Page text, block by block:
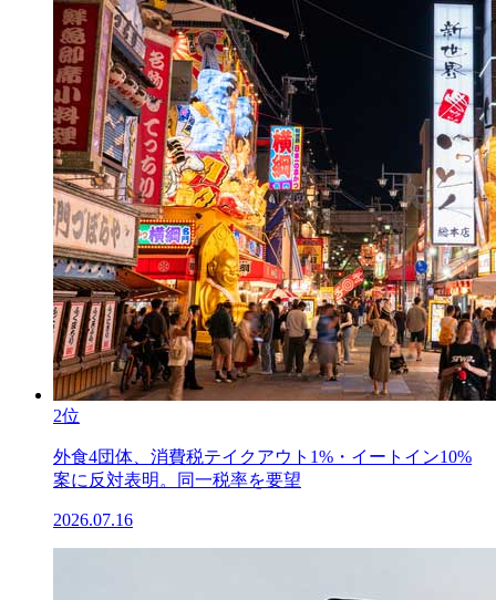
2位
外食4団体、消費税テイクアウト1%・イートイン10%
案に反対表明。同一税率を要望
2026.07.16